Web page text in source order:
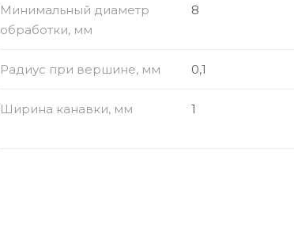
Минимальный диаметр
обработки, мм
8
Радиус при вершине, мм 0,1
Ширина канавки, мм 1